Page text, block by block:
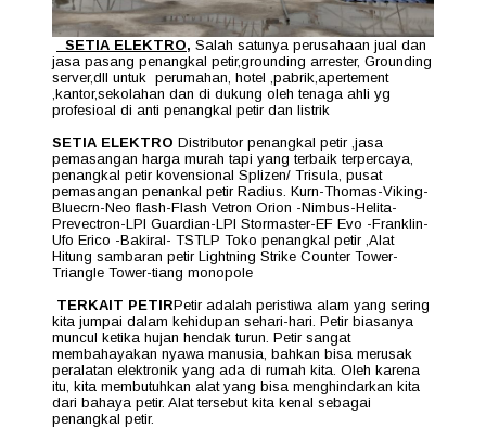
SETIA ELEKTRO, Salah satunya perusahaan jual dan
jasa pasang penangkal petir,grounding arrester, Grounding
server,dll untuk perumahan, hotel ,pabrik,apertement
,kantor,sekolahan dan di dukung oleh tenaga ahli yg
profesioal di anti penangkal petir dan listrik
SETIA ELEKTRO Distributor penangkal petir ,jasa
pemasangan harga murah tapi yang terbaik terpercaya,
penangkal petir kovensional Splizen/ Trisula, pusat
pemasangan penankal petir Radius. Kurn-Thomas-Viking-
Bluecrn-Neo flash-Flash Vetron Orion -Nimbus-Helita-
Prevectron-LPI Guardian-LPI Stormaster-EF Evo -Franklin-
Ufo Erico -Bakiral- TSTLP Toko penangkal petir ,Alat
Hitung sambaran petir Lightning Strike Counter Tower-
Triangle Tower-tiang monopole
TERKAIT PETIRPetir adalah peristiwa alam yang sering
kita jumpai dalam kehidupan sehari-hari. Petir biasanya
muncul ketika hujan hendak turun. Petir sangat
membahayakan nyawa manusia, bahkan bisa merusak
peralatan elektronik yang ada di rumah kita. Oleh karena
itu, kita membutuhkan alat yang bisa menghindarkan kita
dari bahaya petir. Alat tersebut kita kenal sebagai
penangkal petir.